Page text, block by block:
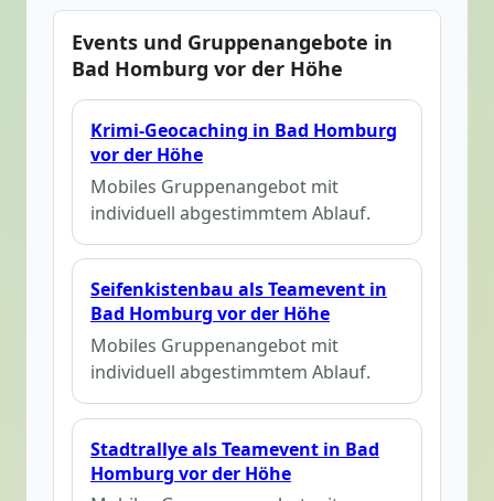
Events und Gruppenangebote in
Bad Homburg vor der Höhe
Krimi-Geocaching in Bad Homburg
vor der Höhe
Mobiles Gruppenangebot mit
individuell abgestimmtem Ablauf.
Seifenkistenbau als Teamevent in
Bad Homburg vor der Höhe
Mobiles Gruppenangebot mit
individuell abgestimmtem Ablauf.
Stadtrallye als Teamevent in Bad
Homburg vor der Höhe